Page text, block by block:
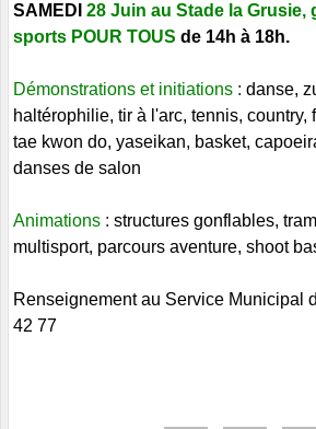
SAMEDI 28 Juin au Stade la Grusie,
sports POUR TOUS de 14h à 18h.
Démonstrations et initiations : danse,
haltérophilie, tir à l'arc, tennis, country,
tae kwon do, yaseikan, basket,
danses de salon
Animations : structures gonflables,
multisport, parcours aventure, shoot
Renseignement au Service Municipal
42 77